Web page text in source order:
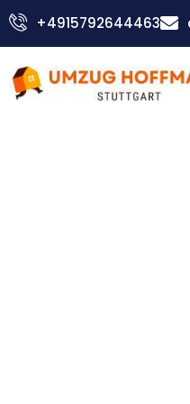
Zum
Inhalt
+4915792644463